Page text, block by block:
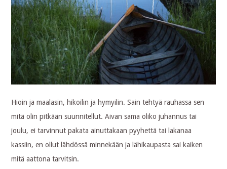
Hioin ja maalasin, hikoilin ja hymyilin. Sain tehtyä rauhassa sen
mitä olin pitkään suunnitellut. Aivan sama oliko juhannus tai
joulu, ei tarvinnut pakata ainuttakaan pyyhettä tai lakanaa
kassiin, en ollut lähdössä minnekään ja lähikaupasta sai kaiken
mitä aattona tarvitsin.